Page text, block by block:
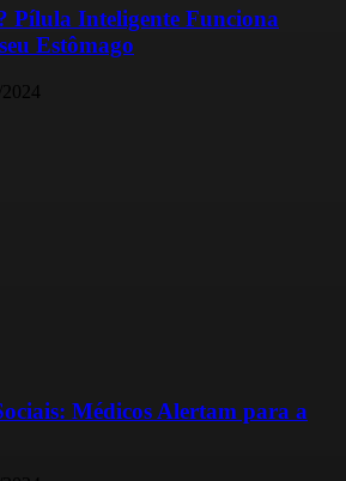
Pílula Inteligente Funciona
Estômago
2024
Médicos Alertam para a